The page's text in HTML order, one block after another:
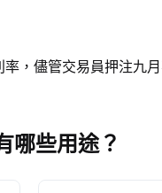
，儘管交易員押注九
哪些用途？